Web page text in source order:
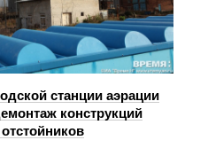
станции аэрации
конструкций